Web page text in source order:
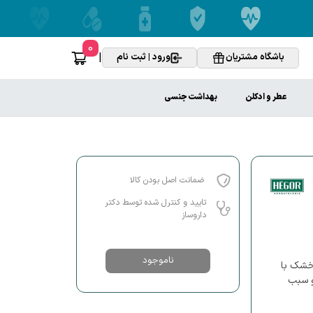
باشگاه مشتریان ورود | ثبت نام |
0
عطر و ادکلن بهداشت جنسی
خشک با
سبب
ضمانت اصل بودن کالا
تایید و کنترل شده توسط دکتر
داروساز
ناموجود